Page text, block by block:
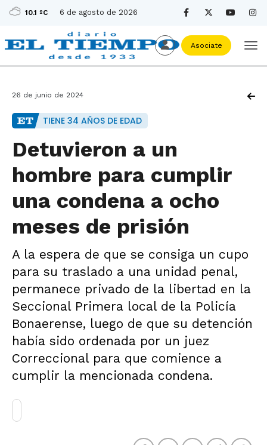
10.1 ºC 6 de agosto de 2026
Asociate
26 de junio de 2024
TIENE 34 AÑOS DE EDAD
Detuvieron a un
hombre para cumplir
una condena a ocho
meses de prisión
A la espera de que se consiga un cupo
para su traslado a una unidad penal,
permanece privado de la libertad en la
Seccional Primera local de la Policía
Bonaerense, luego de que su detención
había sido ordenada por un juez
Correccional para que comience a
cumplir la mencionada condena.